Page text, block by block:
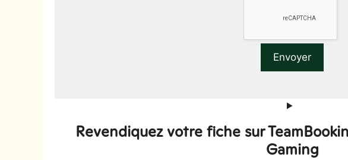
Revendiquez votre fiche sur
Gaming